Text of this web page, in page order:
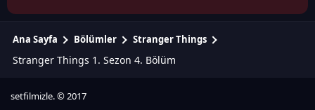
Ana Sayfa Bölümler Stranger Things
Stranger Things 1. Sezon 4. Bölüm
setfilmizle. © 2017